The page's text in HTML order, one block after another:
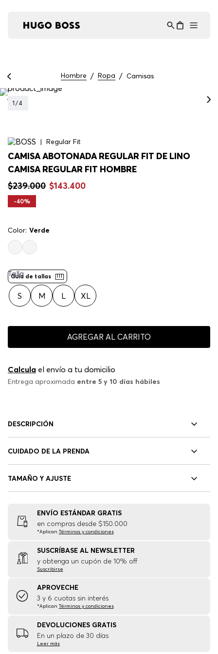
Hombre Ropa Camisas
1 /4
Regular Fit
CAMISA ABOTONADA REGULAR FIT DE LINO
CAMISA REGULAR FIT HOMBRE
$239.000 $143.400
-40%
Color: Verde
Guía de tallas
Talla
S M L XL
AGREGAR AL CARRITO
Calcula el envío a tu domicilio
Entrega aproximada entre 5 y 10 días hábiles
DESCRIPCIÓN
CUIDADO DE LA PRENDA
TAMAÑO Y AJUSTE
ENVÍO ESTÁNDAR GRATIS
en compras desde $150.000
*AplicanTérminos y condiciones
SUSCRÍBASE AL NEWSLETTER
y obtenga un cupón de 10% off
Suscribirse
APROVECHE
3 y 6 cuotas sin interés
*AplicanTérminos y condiciones
DEVOLUCIONES GRATIS
En un plazo de 30 días
Leer más
Asistente Virtual
en línea ⋮